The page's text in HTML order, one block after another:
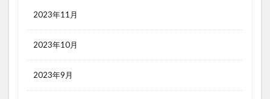
2023年11月
2023年10月
2023年9月